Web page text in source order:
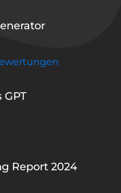
Report 2024